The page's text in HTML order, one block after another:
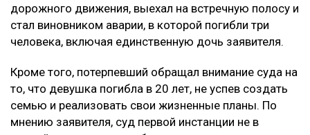
дорожного движения, выехал на встречную полосу и
стал виновником аварии, в которой погибли три
человека, включая единственную дочь заявителя.
Кроме того, потерпевший обращал внимание суда на
то, что девушка погибла в 20 лет, не успев создать
семью и реализовать свои жизненные планы. По
мнению заявителя, суд первой инстанции не в